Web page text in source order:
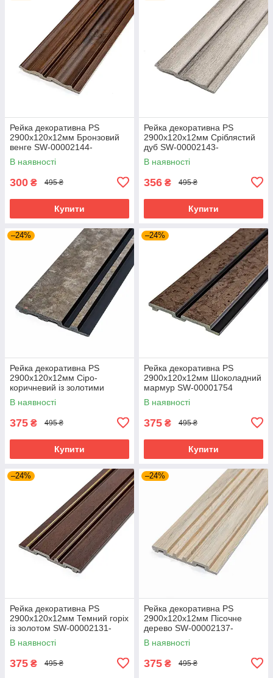
Рейка декоративна PS
2900х120х12мм Бронзовий
венге SW-00002144-
В наявності
300 ₴ 495 ₴
Купити
Рейка декоративна PS
2900х120х12мм Сріблястий
дуб SW-00002143-
В наявності
356 ₴ 495 ₴
Купити
–24%
Рейка декоративна PS
2900х120х12мм Сіро-
коричневий із золотими
вкрапленнями SW-00002138
В наявності
375 ₴ 495 ₴
Купити
–24%
Рейка декоративна PS
2900х120х12мм Шоколадний
мармур SW-00001754
В наявності
375 ₴ 495 ₴
Купити
–24%
Рейка декоративна PS
2900х120х12мм Темний горіх
із золотом SW-00002131-
В наявності
375 ₴ 495 ₴
–24%
Рейка декоративна PS
2900х120х12мм Пісочне
дерево SW-00002137-
В наявності
375 ₴ 495 ₴